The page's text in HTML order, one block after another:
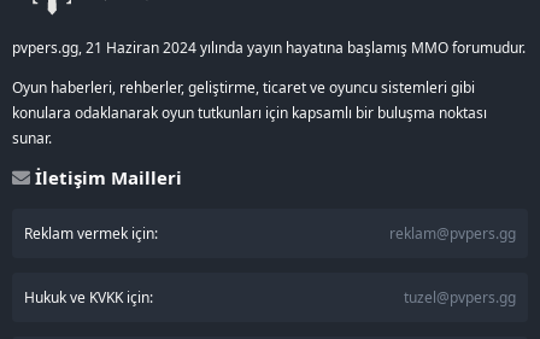
pvpers.gg, 21 Haziran 2024 yılında yayın hayatına başlamış MMO forumudur.
Oyun haberleri, rehberler, geliştirme, ticaret ve oyuncu sistemleri gibi
konulara odaklanarak oyun tutkunları için kapsamlı bir buluşma noktası
sunar.
İletişim Mailleri
Reklam vermek için: reklam@pvpers.gg
Hukuk ve KVKK için: tuzel@pvpers.gg